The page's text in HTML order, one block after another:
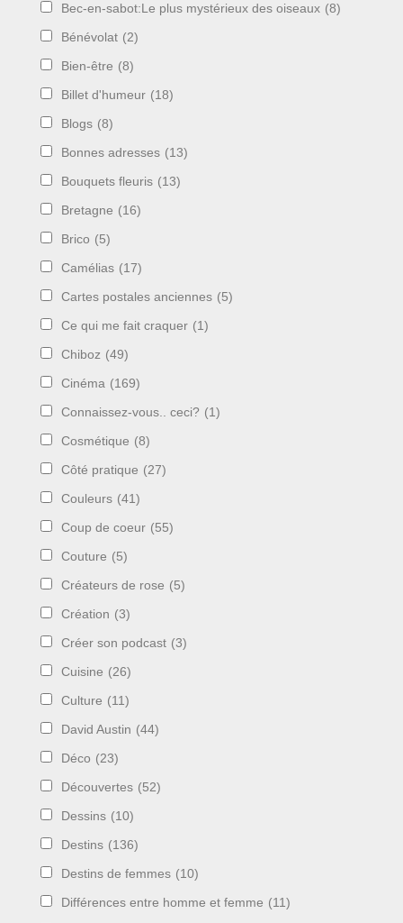
Bec-en-sabot:Le plus mystérieux des oiseaux (8)
Bénévolat (2)
Bien-être (8)
Billet d'humeur (18)
Blogs (8)
Bonnes adresses (13)
Bouquets fleuris (13)
Bretagne (16)
Brico (5)
Camélias (17)
Cartes postales anciennes (5)
Ce qui me fait craquer (1)
Chiboz (49)
Cinéma (169)
Connaissez-vous.. ceci? (1)
Cosmétique (8)
Côté pratique (27)
Couleurs (41)
Coup de coeur (55)
Couture (5)
Créateurs de rose (5)
Création (3)
Créer son podcast (3)
Cuisine (26)
Culture (11)
David Austin (44)
Déco (23)
Découvertes (52)
Dessins (10)
Destins (136)
Destins de femmes (10)
Différences entre homme et femme (11)